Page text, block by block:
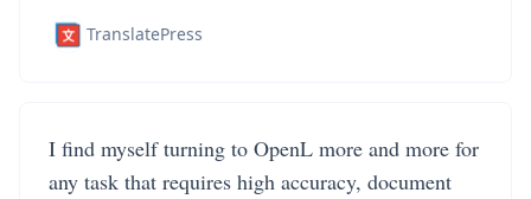
TranslatePress
I find myself turning to OpenL more and more for
any task that requires high accuracy, document